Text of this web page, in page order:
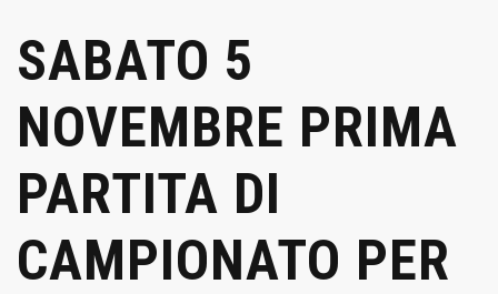
SABATO 5
NOVEMBRE PRIMA
PARTITA DI
CAMPIONATO PER